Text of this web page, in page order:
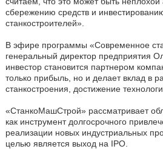
сбережению средств и
станкостроителей».
В эфире программы «Современное
генеральный директор предприятия
инвестор становится партнером
только прибыль, но и делает вклад в
станкостроения, достижение
«СтанкоМашСтрой» рассматривает
как инструмент долгосрочного
реализации новых индустриальных
целью является выход на IPO.